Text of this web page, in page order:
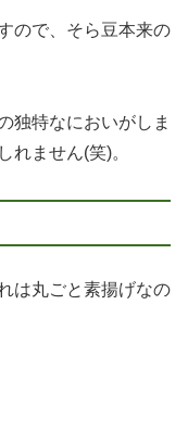
ので、そら豆本来の
独特なにおいがしま
れません(笑)。
は丸ごと素揚げなの